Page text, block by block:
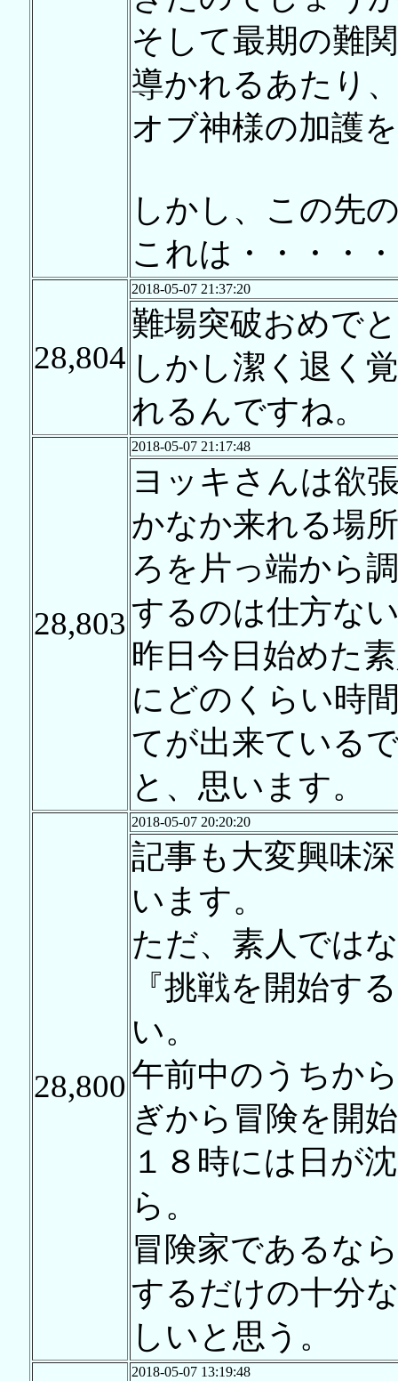
そして最期の難
導かれるあたり
オブ神様の加護
しかし、この先
これは・・・・
28,804
2018-05-07 21:37:20
難場突破おめで
しかし潔く退く
れるんですね。
28,803
2018-05-07 21:17:48
ヨッキさんは欲
かなか来れる場
ろを片っ端から
するのは仕方な
昨日今日始めた
にどのくらい時
てが出来ている
と、思います。
28,800
2018-05-07 20:20:20
記事も大変興味
います。
ただ、素人では
『挑戦を開始す
い。
午前中のうちか
ぎから冒険を開
１８時には日が
ら。
冒険家であるな
するだけの十分
しいと思う。
2018-05-07 13:19:48